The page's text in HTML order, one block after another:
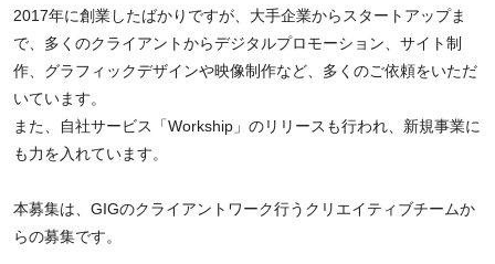
2017年に創業したばかりですが、大手企業からスタートアップま
で、多くのクライアントからデジタルプロモーション、サイト制
作、グラフィックデザインや映像制作など、多くのご依頼をいただ
いています。
また、自社サービス「Workship」のリリースも行われ、新規事業に
も力を入れています。
本募集は、GIGのクライアントワーク行うクリエイティブチームか
らの募集です。